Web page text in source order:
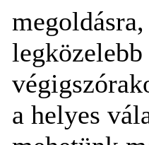
a helyes